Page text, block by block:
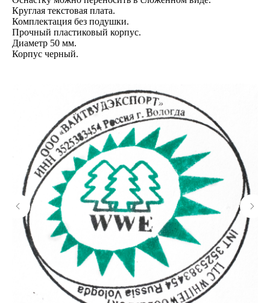
Круглая текстовая плата​.
Комплектация без подушки.
Прочный пластиковый корпус.
Диаметр 50 мм.
Корпус черный.